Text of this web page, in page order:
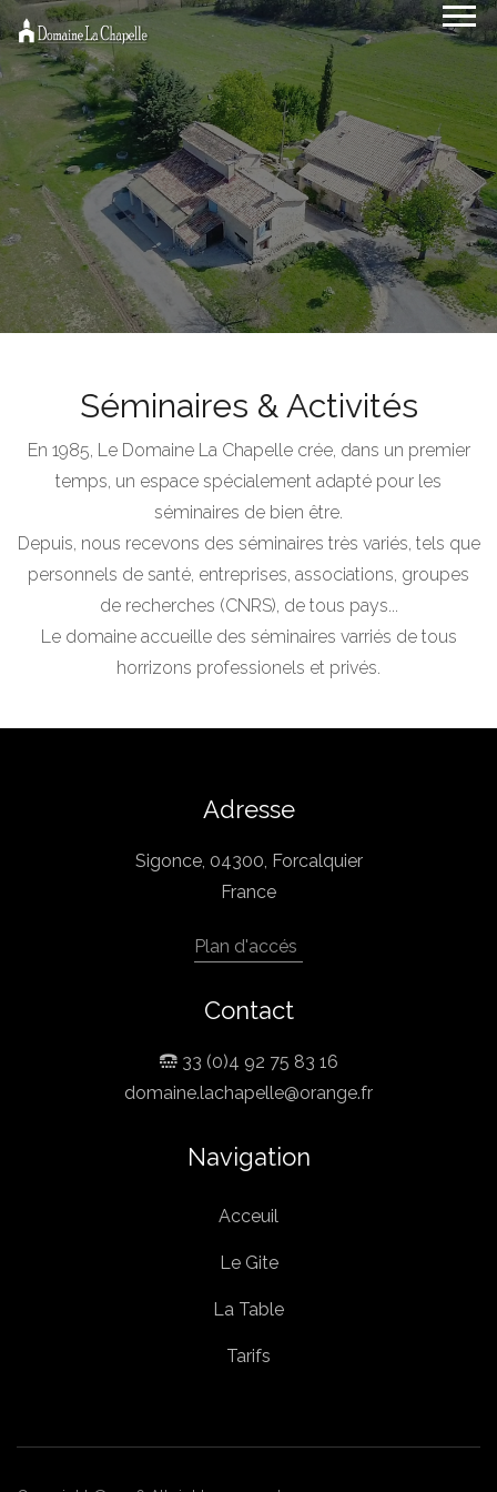
Séminaires & Activités
En 1985, Le Domaine La Chapelle crée, dans un premier
temps, un espace spécialement adapté pour les
séminaires de bien être.
Depuis, nous recevons des séminaires très variés, tels que
personnels de santé, entreprises, associations, groupes
de recherches (CNRS), de tous pays...
Le domaine accueille des séminaires varriés de tous
horrizons professionels et privés.
Adresse
Sigonce, 04300, Forcalquier
France
Plan d'accés
Contact
33 (0)4 92 75 83 16
domaine.lachapelle@orange.fr
Navigation
Acceuil
Le Gite
La Table
Tarifs